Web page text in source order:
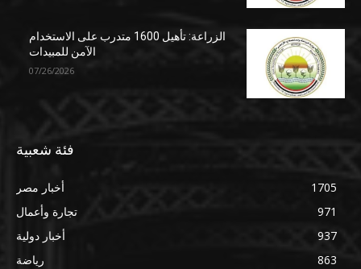
الزراعة: تأهيل 1600 متدرب على الاستخدام
الآمن للمبيدات
07/26/2026
فئة شعبية
أخبار مصر
1705
تجارة وأعمال
971
أخبار دولية
937
رياضة
863